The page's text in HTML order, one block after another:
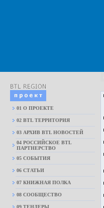
01 О ПРОЕКТЕ
02 BTL ТЕРРИТОРИЯ
03 АРХИВ BTL НОВОСТЕЙ
04 РОССИЙСКОЕ BTL
ПАРТНЕРСТВО
05 СОБЫТИЯ
06 СТАТЬИ
07 КНИЖНАЯ ПОЛКА
08 CООБЩЕСТВО
09 ТЕНДЕРЫ